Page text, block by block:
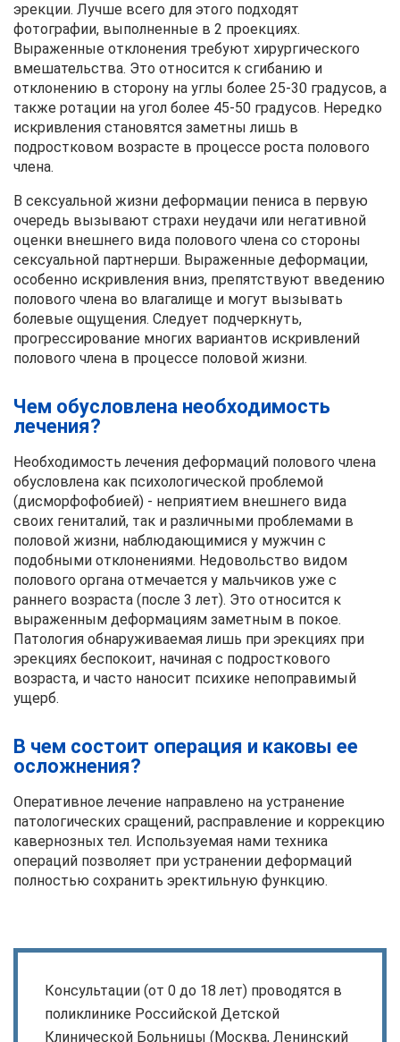
эрекции. Лучше всего для этого подходят
фотографии, выполненные в 2 проекциях.
Выраженные отклонения требуют хирургического
вмешательства. Это относится к сгибанию и
отклонению в сторону на углы более 25-30 градусов, а
также ротации на угол более 45-50 градусов. Нередко
искривления становятся заметны лишь в
подростковом возрасте в процессе роста полового
члена.
В сексуальной жизни деформации пениса в первую
очередь вызывают страхи неудачи или негативной
оценки внешнего вида полового члена со стороны
сексуальной партнерши. Выраженные деформации,
особенно искривления вниз, препятствуют введению
полового члена во влагалище и могут вызывать
болевые ощущения. Следует подчеркнуть,
прогрессирование многих вариантов искривлений
полового члена в процессе половой жизни.
Чем обусловлена необходимость
лечения?
Необходимость лечения деформаций полового члена
обусловлена как психологической проблемой
(дисморфофобией) - неприятием внешнего вида
своих гениталий, так и различными проблемами в
половой жизни, наблюдающимися у мужчин с
подобными отклонениями. Недовольство видом
полового органа отмечается у мальчиков уже с
раннего возраста (после 3 лет). Это относится к
выраженным деформациям заметным в покое.
Патология обнаруживаемая лишь при эрекциях при
эрекциях беспокоит, начиная с подросткового
возраста, и часто наносит психике непоправимый
ущерб.
В чем состоит операция и каковы ее
осложнения?
Оперативное лечение направлено на устранение
патологических сращений, расправление и коррекцию
кавернозных тел. Используемая нами техника
операций позволяет при устранении деформаций
полностью сохранить эректильную функцию.
Консультации (от 0 до 18 лет) проводятся в
поликлинике Российской Детской
Клинической Больницы (Москва, Ленинский